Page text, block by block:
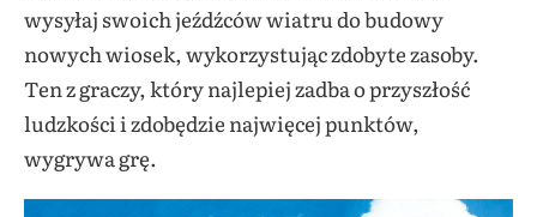
wysyłaj swoich jeźdźców wiatru do budowy
nowych wiosek, wykorzystując zdobyte zasoby.
Ten z graczy, który najlepiej zadba o przyszłość
ludzkości i zdobędzie najwięcej punktów,
wygrywa grę.